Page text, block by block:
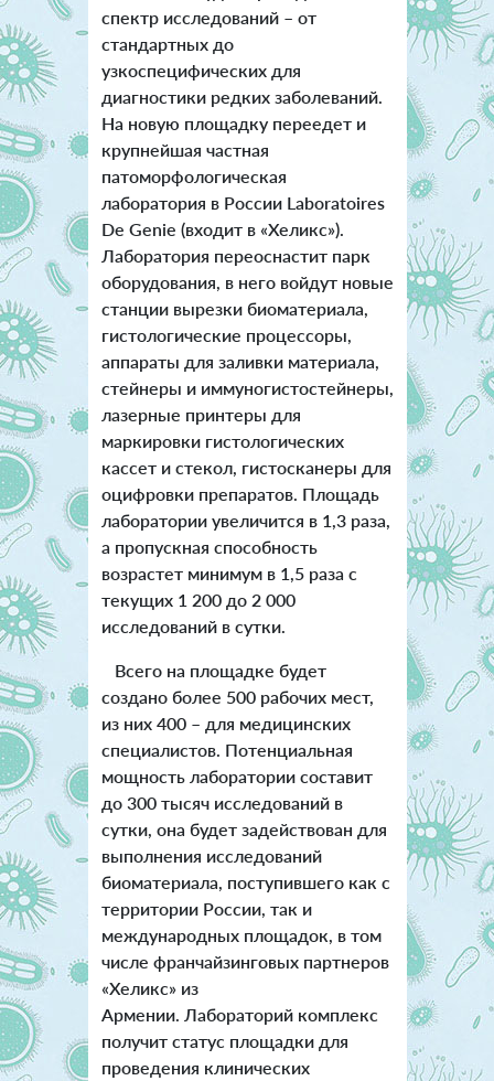
спектр исследований – от
стандартных до
узкоспецифических для
диагностики редких заболеваний.
На новую площадку переедет и
крупнейшая частная
патоморфологическая
лаборатория в России Laboratoires
De Genie (входит в «Хеликс»).
Лаборатория переоснастит парк
оборудования, в него войдут новые
станции вырезки биоматериала,
гистологические процессоры,
аппараты для заливки материала,
стейнеры и иммуногистостейнеры,
лазерные принтеры для
маркировки гистологических
кассет и стекол, гистосканеры для
оцифровки препаратов. Площадь
лаборатории увеличится в 1,3 раза,
а пропускная способность
возрастет минимум в 1,5 раза с
текущих 1 200 до 2 000
исследований в сутки.
Всего на площадке будет
создано более 500 рабочих мест,
из них 400 – для медицинских
специалистов. Потенциальная
мощность лаборатории составит
до 300 тысяч исследований в
сутки, она будет задействован для
выполнения исследований
биоматериала, поступившего как с
территории России, так и
международных площадок, в том
числе франчайзинговых партнеров
«Хеликс» из
Армении. Лабораторий комплекс
получит статус площадки для
проведения клинических